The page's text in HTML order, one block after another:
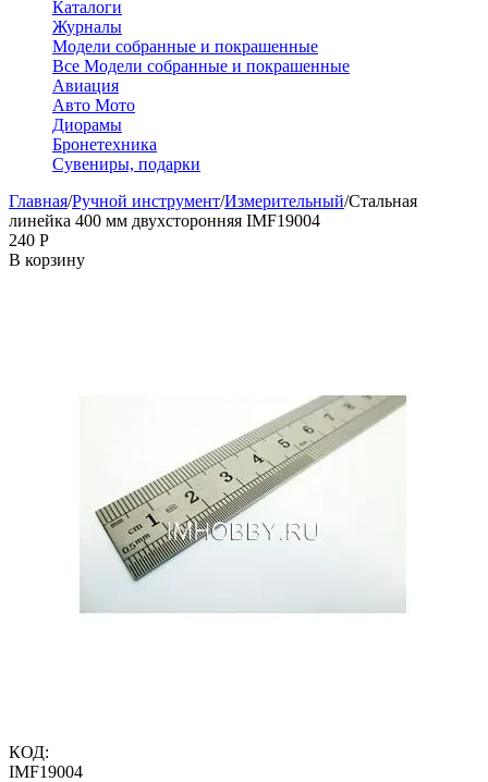
Каталоги
Журналы
Модели собранные и покрашенные
Все Модели собранные и покрашенные
Авиация
Авто Мото
Диорамы
Бронетехника
Сувениры, подарки
Главная/Ручной инструмент/Измерительный/Стальная
линейка 400 мм двухсторонняя IMF19004
‍240‍ Р
В корзину
КОД:
IMF19004